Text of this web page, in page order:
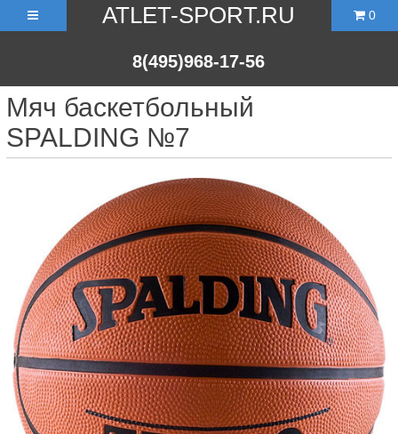
ATLET-SPORT.RU
8(495)968-17-56
0
Мяч баскетбольный
SPALDING №7